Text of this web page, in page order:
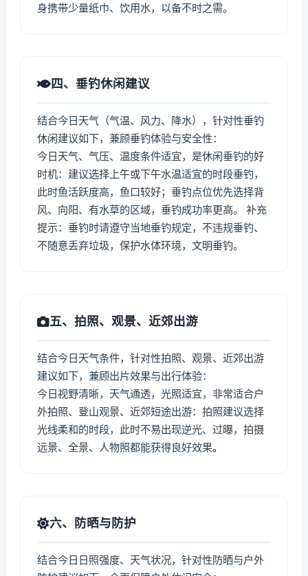
身携带少量纸巾、饮用水，以备不时之需。
四、垂钓休闲建议
结合今日天气（气温、风力、降水），针对性垂钓
休闲建议如下，兼顾垂钓体验与安全性：
今日天气、气压、温度条件适宜，是休闲垂钓的好
时机：建议选择上午或下午水温适宜的时段垂钓，
此时鱼活跃度高，鱼口较好；垂钓点位优先选择背
风、向阳、有水草的区域，垂钓成功率更高。 补充
提示：垂钓时请遵守当地垂钓规定，不违规垂钓、
不随意丢弃垃圾，保护水体环境，文明垂钓。
五、拍照、观景、近郊出游
结合今日天气条件，针对性拍照、观景、近郊出游
建议如下，兼顾出片效果与出行体验：
今日视野清晰，天气通透，光照适宜，非常适合户
外拍照、登山观景、近郊短途出游：拍照建议选择
光线柔和的时段，此时不易出现逆光、过曝，拍摄
远景、全景、人物照都能获得良好效果。
六、防晒与防护
结合今日日照强度、天气状况，针对性防晒与户外